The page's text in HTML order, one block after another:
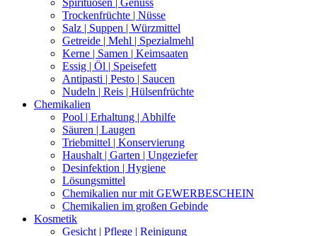
Trockenfrüchte | Nüsse
Salz | Suppen | Würzmittel
Getreide | Mehl | Spezialmehl
Kerne | Samen | Keimsaaten
Essig | Öl | Speisefett
Antipasti | Pesto | Saucen
Nudeln | Reis | Hülsenfrüchte
Chemikalien
Pool | Erhaltung | Abhilfe
Säuren | Laugen
Triebmittel | Konservierung
Haushalt | Garten | Ungeziefer
Desinfektion | Hygiene
Lösungsmittel
Chemikalien nur mit GEWERBESCHEIN
Chemikalien im großen Gebinde
Kosmetik
Gesicht | Pflege | Reinigung